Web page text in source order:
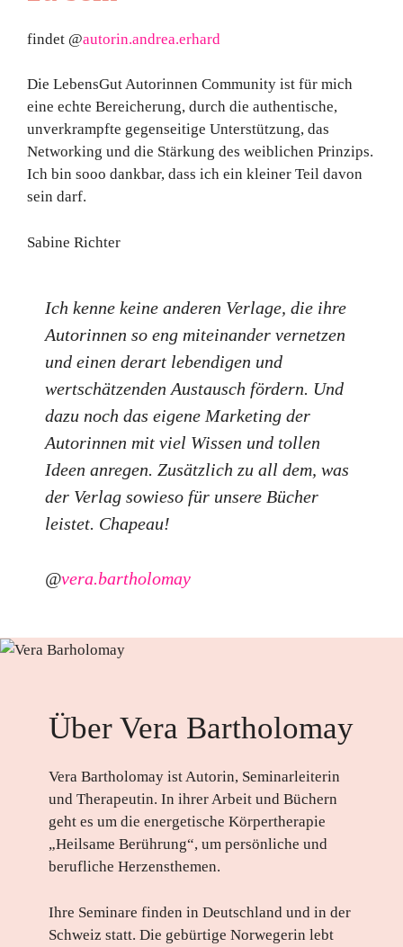
findet @autorin.andrea.erhard
Die LebensGut Autorinnen Community ist für mich
eine echte Bereicherung, durch die authentische,
unverkrampfte gegenseitige Unterstützung, das
Networking und die Stärkung des weiblichen Prinzips.
Ich bin sooo dankbar, dass ich ein kleiner Teil davon
sein darf.
Sabine Richter
Ich kenne keine anderen Verlage, die ihre
Autorinnen so eng miteinander vernetzen
und einen derart lebendigen und
wertschätzenden Austausch fördern. Und
dazu noch das eigene Marketing der
Autorinnen mit viel Wissen und tollen
Ideen anregen. Zusätzlich zu all dem, was
der Verlag sowieso für unsere Bücher
leistet. Chapeau!
@vera.bartholomay
Über Vera Bartholomay
Vera Bartholomay ist Autorin, Seminarleiterin
und Therapeutin. In ihrer Arbeit und Büchern
geht es um die energetische Körpertherapie
„Heilsame Berührung“, um persönliche und
berufliche Herzensthemen.
Ihre Seminare finden in Deutschland und in der
Schweiz statt. Die gebürtige Norwegerin lebt